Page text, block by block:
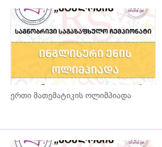
ერთი მათემატიკის ოლიმპიადა